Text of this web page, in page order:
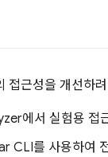
접근성을 개선하
에서 실험용 접
CLI를 사용하여